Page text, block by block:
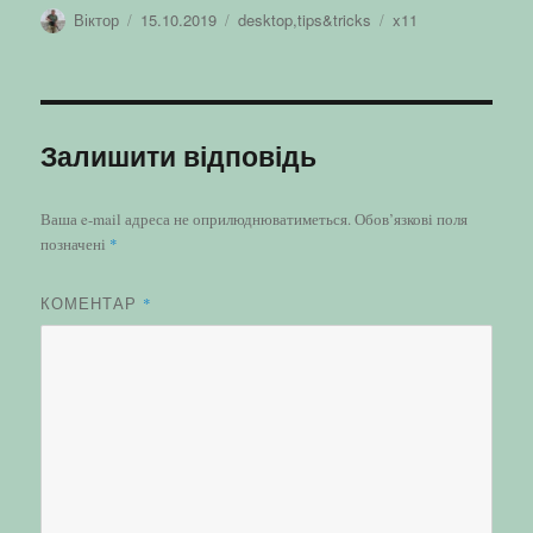
Автор
Віктор Оприлюднено
15.10.2019 Категорії
desktop,tips&tricks Позначки
x11
Залишити відповідь
Ваша e-mail адреса не оприлюднюватиметься. Обов’язкові поля
позначені *
КОМЕНТАР *